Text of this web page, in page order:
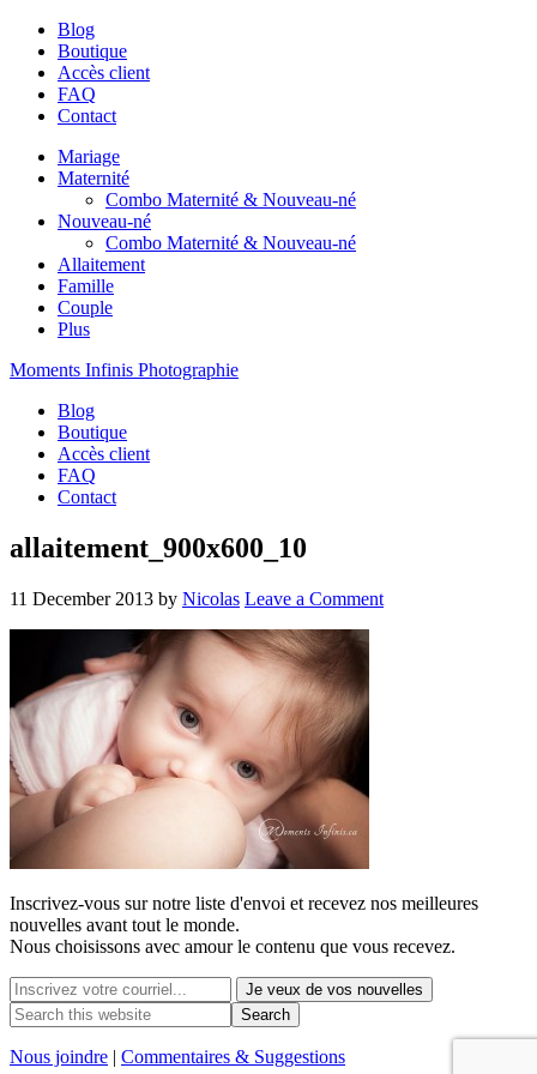
Blog
Boutique
Accès client
FAQ
Contact
Mariage
Maternité
Combo Maternité & Nouveau-né
Nouveau-né
Combo Maternité & Nouveau-né
Allaitement
Famille
Couple
Plus
Moments Infinis Photographie
Blog
Boutique
Accès client
FAQ
Contact
allaitement_900x600_10
11 December 2013 by Nicolas Leave a Comment
Inscrivez-vous sur notre liste d'envoi et recevez nos meilleures
nouvelles avant tout le monde.
Nous choisissons avec amourle contenu que vous recevez.
Nous joindre | Commentaires & Suggestions